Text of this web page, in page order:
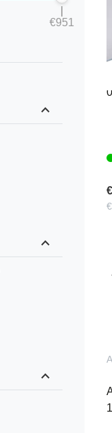
€951
expand_less
expand_less
expand_less